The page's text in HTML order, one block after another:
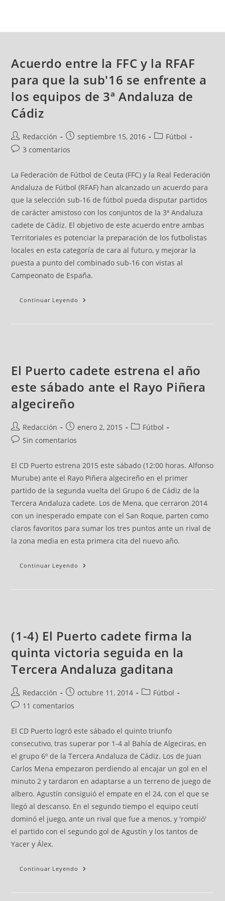
Acuerdo entre la FFC y la RFAF
para que la sub'16 se enfrente a
los equipos de 3ª Andaluza de
Cádiz
Redacción septiembre 15, 2016
Fútbol
3 comentarios
La Federación de Fútbol de Ceuta (FFC) y la Real Federación
Andaluza de Fútbol (RFAF) han alcanzado un acuerdo para
que la selección sub-16 de fútbol pueda disputar partidos
de carácter amistoso con los conjuntos de la 3ª Andaluza
cadete de Cádiz. El objetivo de este acuerdo entre ambas
Territoriales es potenciar la preparación de los futbolistas
locales en esta categoría de cara al futuro, y mejorar la
puesta a punto del combinado sub-16 con vistas al
Campeonato de España.
Continuar Leyendo
El Puerto cadete estrena el año
este sábado ante el Rayo Piñera
algecireño
Redacción enero 2, 2015
Fútbol
Sin comentarios
El CD Puerto estrena 2015 este sábado (12:00 horas. Alfonso
Murube) ante el Rayo Piñera algecireño en el primer
partido de la segunda vuelta del Grupo 6 de Cádiz de la
Tercera Andaluza cadete. Los de Mena, que cerraron 2014
con un inesperado empate con el San Roque, parten como
claros favoritos para sumar los tres puntos ante un rival de
la zona media en esta primera cita del nuevo año.
Continuar Leyendo
(1-4) El Puerto cadete firma la
quinta victoria seguida en la
Tercera Andaluza gaditana
Redacción octubre 11, 2014
Fútbol
11 comentarios
El CD Puerto logró este sábado el quinto triunfo
consecutivo, tras superar por 1-4 al Bahía de Algeciras, en
el grupo 6º de la Tercera Andaluza de Cádiz. Los de Juan
Carlos Mena empezaron perdiendo al encajar un gol en el
minuto 2 y tardaron en adaptarse a un terreno de juego de
albero. Agustín consiguió el empate en el 24, con el que se
llegó al descanso. En el segundo tiempo el equipo ceutí
dominó el juego, ante un rival que fue a menos, y 'rompió'
el partido con el segundo gol de Agustín y los tantos de
Yacer y Álex.
Continuar Leyendo